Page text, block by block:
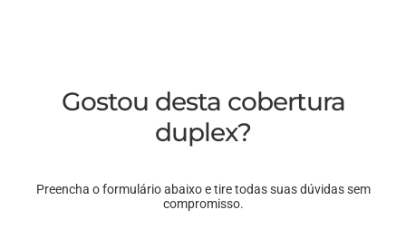
Gostou desta cobertura
duplex?
Preencha o formulário abaixo e tire todas suas dúvidas sem
compromisso.